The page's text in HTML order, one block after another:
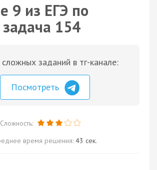
9 из ЕГЭ по
154
заданий в тг-канале:
Посмотреть
Сложность:
время решения: 43 сек.